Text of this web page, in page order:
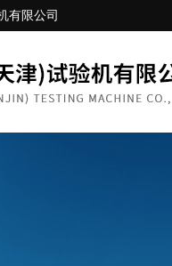
有限公司